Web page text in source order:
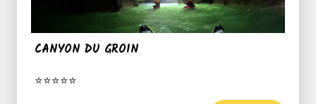
CANYON DU GROIN
⭐⭐⭐⭐⭐